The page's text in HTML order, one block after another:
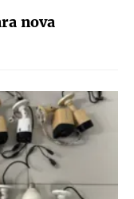
nova